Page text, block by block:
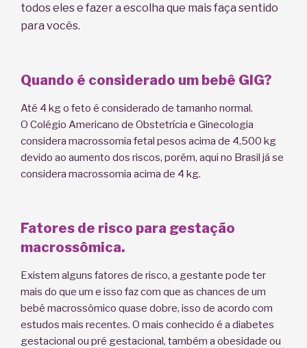
todos eles e fazer a escolha que mais faça sentido
para vocês.
Quando é considerado um bebê GIG?
Até 4 kg o feto é considerado de tamanho normal.
O Colégio Americano de Obstetrícia e Ginecologia
considera macrossomia fetal pesos acima de 4,500 kg
devido ao aumento dos riscos, porém, aqui no Brasil já se
considera macrossomia acima de 4 kg.
Fatores de risco para gestação
macrossômica.
Existem alguns fatores de risco, a gestante pode ter
mais do que um e isso faz com que as chances de um
bebê macrossômico quase dobre, isso de acordo com
estudos mais recentes. O mais conhecido é a diabetes
gestacional ou pré gestacional, também a obesidade ou